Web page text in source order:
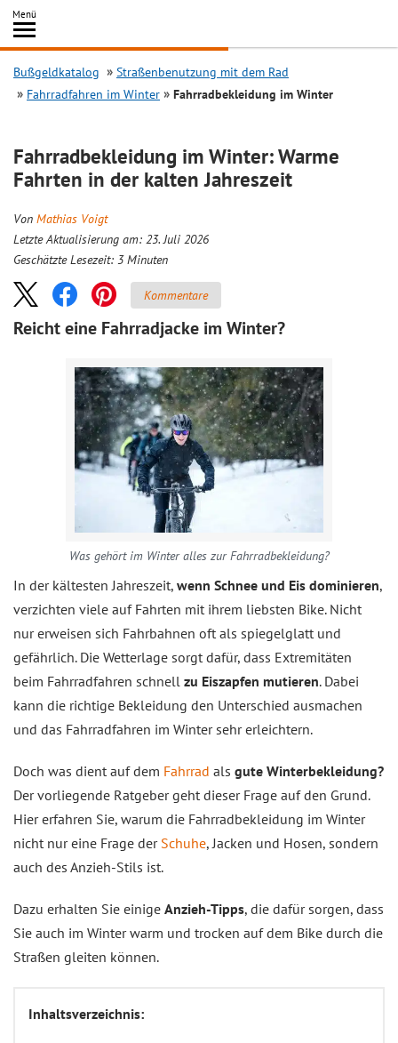
Inhalt
springen
Menü
Search
Bußgeldkatalog
Straßenbenutzung mit dem Rad
Fahrradfahren im Winter
Fahrradbekleidung im Winter
Fahrradbekleidung im Winter: Warme
Fahrten in der kalten Jahreszeit
Von Mathias Voigt
Letzte Aktualisierung am: 23. Juli 2026
Geschätzte Lesezeit: 3 Minuten
Kommentare
Reicht eine Fahrradjacke im Winter?
Was gehört im Winter alles zur Fahrradbekleidung?
In der kältesten Jahreszeit, wenn Schnee und Eis dominieren,
verzichten viele auf Fahrten mit ihrem liebsten Bike. Nicht
nur erweisen sich Fahrbahnen oft als spiegelglatt und
gefährlich. Die Wetterlage sorgt dafür, dass Extremitäten
beim Fahrradfahren schnell zu Eiszapfen mutieren. Dabei
kann die richtige Bekleidung den Unterschied ausmachen
und das Fahrradfahren im Winter sehr erleichtern.
Doch was dient auf dem Fahrrad als gute Winterbekleidung?
Der vorliegende Ratgeber geht dieser Frage auf den Grund.
Hier erfahren Sie, warum die Fahrradbekleidung im Winter
nicht nur eine Frage der Schuhe, Jacken und Hosen, sondern
auch des Anzieh-Stils ist.
Dazu erhalten Sie einige Anzieh-Tipps, die dafür sorgen, dass
Sie auch im Winter warm und trocken auf dem Bike durch die
Straßen gleiten können.
Inhaltsverzeichnis: